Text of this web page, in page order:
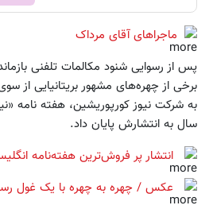
ماجراهای آقای مرداک
پس از رسوایی شنود مکالمات تلفنی
برخی از چهره‌های مشهور بریتانیایی از
سال به انتشارش پایان داد.
انتشار پر فروش‌ترین هفته‌نامه
عکس / چهره به چهره با یک غول